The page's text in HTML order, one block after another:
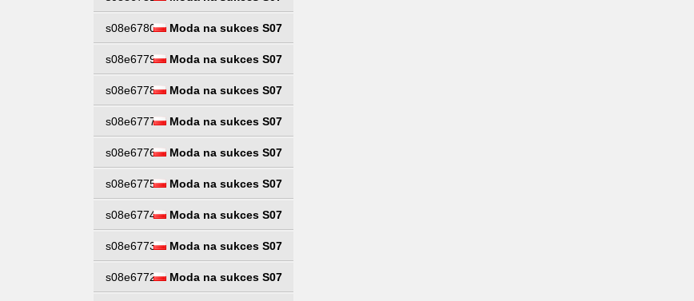
s08e6780 Moda na sukces S07
s08e6779 Moda na sukces S07
s08e6778 Moda na sukces S07
s08e6777 Moda na sukces S07
s08e6776 Moda na sukces S07
s08e6775 Moda na sukces S07
s08e6774 Moda na sukces S07
s08e6773 Moda na sukces S07
s08e6772 Moda na sukces S07